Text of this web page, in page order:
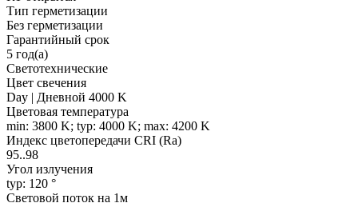
Тип герметизации
Без герметизации
Гарантийный срок
5 год(а)
Светотехнические
Цвет свечения
Day | Дневной 4000 K
Цветовая температура
min: 3800 K; typ: 4000 K; max: 4200 K
Индекс цветопередачи CRI (Ra)
95..98
Угол излучения
typ: 120 °
Световой поток на 1м